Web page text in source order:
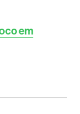
em